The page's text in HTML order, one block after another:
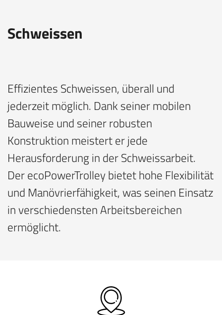
Schweissen
Effizientes Schweissen, überall und
jederzeit möglich. Dank seiner mobilen
Bauweise und seiner robusten
Konstruktion meistert er jede
Herausforderung in der Schweissarbeit.
Der ecoPowerTrolley bietet hohe Flexibilität
und Manövrierfähigkeit, was seinen Einsatz
in verschiedensten Arbeitsbereichen
ermöglicht.